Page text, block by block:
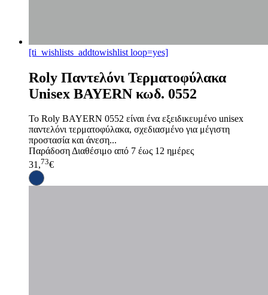
[ti_wishlists_addtowishlist loop=yes]
Roly Παντελόνι Τερματοφύλακα
Unisex BAYERN κωδ. 0552
Το Roly BAYERN 0552 είναι ένα εξειδικευμένο unisex
παντελόνι τερματοφύλακα, σχεδιασμένο για μέγιστη
προστασία και άνεση...
ΠαράδοσηΔιαθέσιμο από 7 έως 12 ημέρες
31,73€